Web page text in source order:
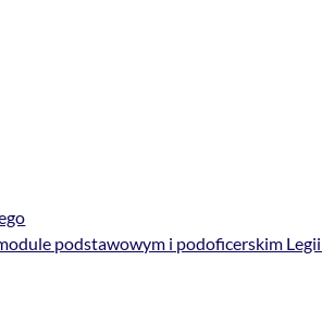
podstawowym i podoficerskim